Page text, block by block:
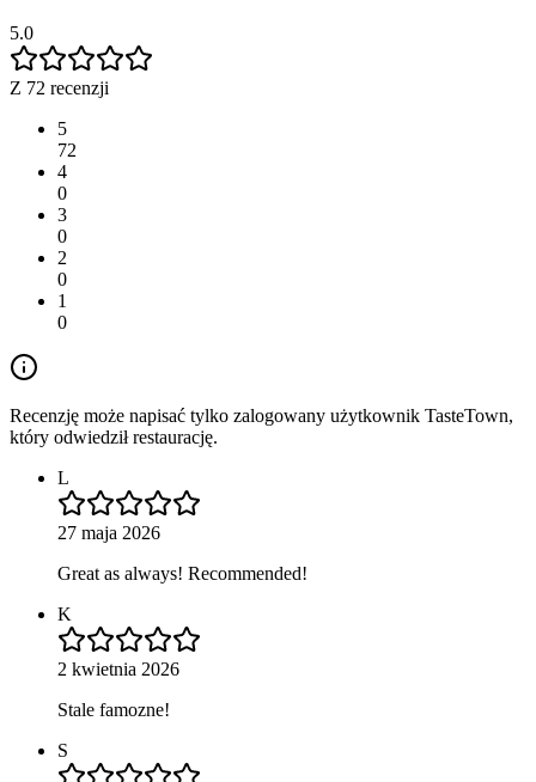
5.0
Z 72 recenzji
5
72
4
0
3
0
2
0
1
0
Recenzję może napisać tylko zalogowany użytkownik TasteTown,
który odwiedził restaurację.
L
27 maja 2026
Great as always! Recommended!
K
2 kwietnia 2026
Stale famozne!
S